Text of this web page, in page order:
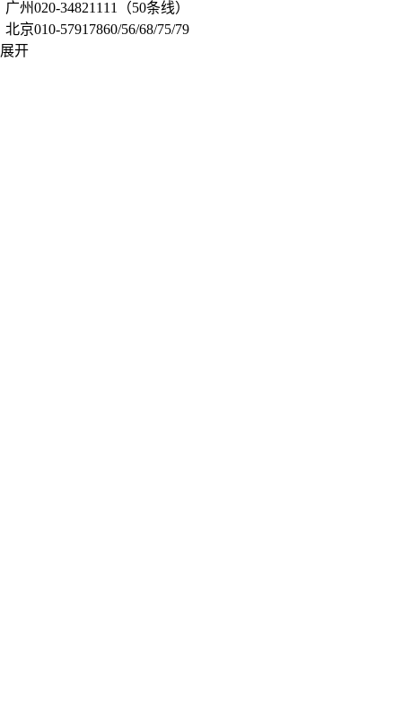
广州020-34821111（50条线）
北京010-57917860/56/68/75/79
展开